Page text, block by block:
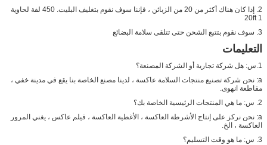
2. إذا كان هناك أكثر من 20 من الزبائن ، فإننا سوف نقوم بتغليف البليت. 450 لفة لحاوية
20ft 1
3. سوف نقوم بتتبع الشحن حتى تتلقى سلامة البضائع
التعليمات
1.س: هل شركة تجارية أو الشركة المصنعة؟
a: نحن شركة تصنيع منتجات السلامة عاكسة ، لدينا مصنع الخاصة بنا يقع في مدينة خفي ،
مقاطعة انهوى.
2. س: ما هي المنتجات الرئيسية الخاصة بك؟
a: نحن نركز على إنتاج الأشرطة العاكسة ، الأغطية العاكسة ، فيلم عاكس ، يغني المرور
العاكسة ، الخ.
3. س: ما هو وقت التسليم؟